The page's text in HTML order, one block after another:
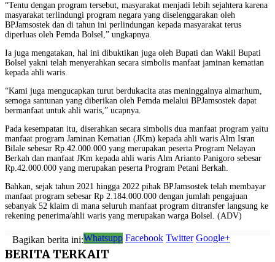
“Tentu dengan program tersebut, masyarakat menjadi lebih sejahtera karena
masyarakat terlindungi program negara yang diselenggarakan oleh
BPJamsostek dan di tahun ini perlindungan kepada masyarakat terus
diperluas oleh Pemda Bolsel,” ungkapnya.
Ia juga mengatakan, hal ini dibuktikan juga oleh Bupati dan Wakil Bupati
Bolsel yakni telah menyerahkan secara simbolis manfaat jaminan kematian
kepada ahli waris.
“Kami juga mengucapkan turut berdukacita atas meninggalnya almarhum,
semoga santunan yang diberikan oleh Pemda melalui BPJamsostek dapat
bermanfaat untuk ahli waris,” ucapnya.
Pada kesempatan itu, diserahkan secara simbolis dua manfaat program yaitu
manfaat program Jaminan Kematian (JKm) kepada ahli waris Alm Isran
Bilale sebesar Rp.42.000.000 yang merupakan peserta Program Nelayan
Berkah dan manfaat JKm kepada ahli waris Alm Arianto Panigoro sebesar
Rp.42.000.000 yang merupakan peserta Program Petani Berkah.
Bahkan, sejak tahun 2021 hingga 2022 pihak BPJamsostek telah membayar
manfaat program sebesar Rp 2.184.000.000 dengan jumlah pengajuan
sebanyak 52 klaim di mana seluruh manfaat program ditransfer langsung ke
rekening penerima/ahli waris yang merupakan warga Bolsel. (ADV)
Bagikan berita ini:Whatsupp Facebook Twitter Google+
BERITA TERKAIT